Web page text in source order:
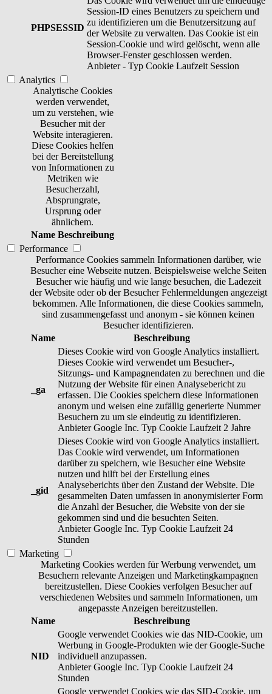
PHPSESSID
Session-ID eines Benutzers zu speichern und
zu identifizieren um die Benutzersitzung auf
der Website zu verwalten. Das Cookie ist ein
Session-Cookie und wird gelöscht, wenn alle
Browser-Fenster geschlossen werden.
Anbieter - Typ Cookie Laufzeit Session
Analytics
Analytische Cookies
werden verwendet,
um zu verstehen, wie
Besucher mit der
Website interagieren.
Diese Cookies helfen
bei der Bereitstellung
von Informationen zu
Metriken wie
Besucherzahl,
Absprungrate,
Ursprung oder
ähnlichem.
Name Beschreibung
Performance
Performance Cookies sammeln Informationen darüber, wie
Besucher eine Webseite nutzen. Beispielsweise welche Seiten
Besucher wie häufig und wie lange besuchen, die Ladezeit
der Website oder ob der Besucher Fehlermeldungen angezeigt
bekommen. Alle Informationen, die diese Cookies sammeln,
sind zusammengefasst und anonym - sie können keinen
Besucher identifizieren.
Name
Beschreibung
_ga
Dieses Cookie wird von Google Analytics installiert.
Dieses Cookie wird verwendet um Besucher-,
Sitzungs- und Kampagnendaten zu berechnen und die
Nutzung der Website für einen Analysebericht zu
erfassen. Die Cookies speichern diese Informationen
anonym und weisen eine zufällig generierte Nummer
Besuchern zu um sie eindeutig zu identifizieren.
Anbieter Google Inc. Typ Cookie Laufzeit 2 Jahre
_gid
Dieses Cookie wird von Google Analytics installiert.
Das Cookie wird verwendet, um Informationen
darüber zu speichern, wie Besucher eine Website
nutzen und hilft bei der Erstellung eines
Analyseberichts über den Zustand der Website. Die
gesammelten Daten umfassen in anonymisierter Form
die Anzahl der Besucher, die Website von der sie
gekommen sind und die besuchten Seiten.
Anbieter Google Inc. Typ Cookie Laufzeit 24
Stunden
Marketing
Marketing Cookies werden für Werbung verwendet, um
Besuchern relevante Anzeigen und Marketingkampagnen
bereitzustellen. Diese Cookies verfolgen Besucher auf
verschiedenen Websites und sammeln Informationen, um
angepasste Anzeigen bereitzustellen.
Name
Beschreibung
NID
Google verwendet Cookies wie das NID-Cookie, um
Werbung in Google-Produkten wie der Google-Suche
individuell anzupassen.
Anbieter Google Inc. Typ Cookie Laufzeit 24
Stunden
Google verwendet Cookies wie das SID-Cookie, um